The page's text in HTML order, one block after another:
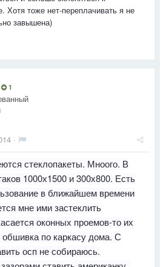
Хотя тоже нет-переплачивать я не
завышена)
1
·
стеклопакеты. Мноого. В
1000х1500 и 300х800. Есть
в ближайшем времени
мне ими застеклить
оконных проемов-то их
обшивка по каркасу дома. С
осп не собираюсь.